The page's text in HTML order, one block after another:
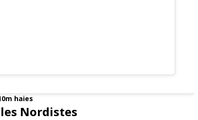
haies
Nordistes